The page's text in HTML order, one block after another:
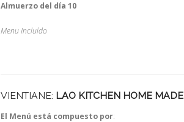
Almuerzo del día 10
Menu Incluído
VIENTIANE: LAO KITCHEN HOME MADE
El Menú está compuesto por: